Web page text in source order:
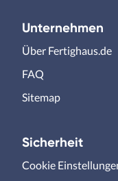
Unternehmen
Über Fertighaus.de
FAQ
Sitemap
Sicherheit
Cookie